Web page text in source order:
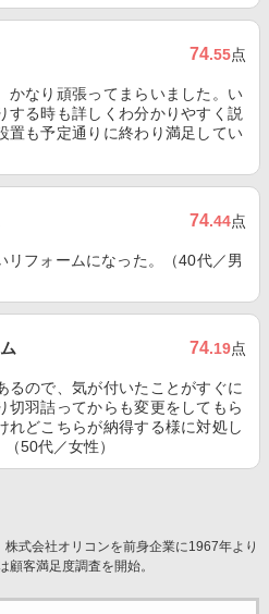
74.55点
かなり頑張ってまらいました。い
する時も詳しくわ分かりやすく説
置も予定通りに終わり満足してい
74.44点
リフォームになった。（40代／男
74.19点
るので、気が付いたことがすぐに
切羽詰ってからも変更をしてもら
れどこちらが納得する様に対処し
50代／女性）
式会社オリコンを前身企業に1967年より
顧客満足度調査を開始。